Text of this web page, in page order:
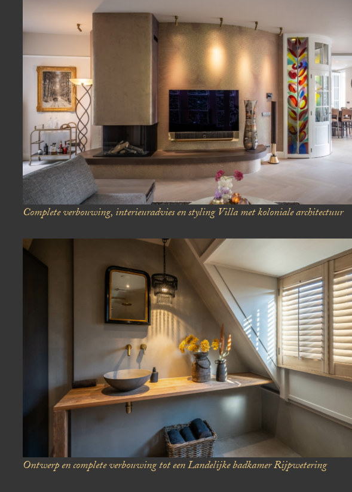
Complete verbouwing, interieuradvies en stylingVilla met koloniale architectuur
Ontwerp en complete verbouwing tot eenLandelijke badkamer Rijpwetering